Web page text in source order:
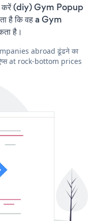
करें (diy) Gym Popup
है कि वह a Gym
है।
abroad ढूंढने का
at rock-bottom prices